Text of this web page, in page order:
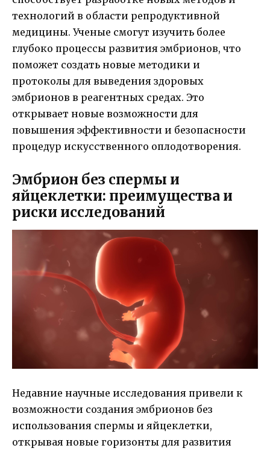
технологий в области репродуктивной
медицины. Ученые смогут изучить более
глубоко процессы развития эмбрионов, что
поможет создать новые методики и
протоколы для выведения здоровых
эмбрионов в реагентных средах. Это
открывает новые возможности для
повышения эффективности и безопасности
процедур искусственного оплодотворения.
Эмбрион без спермы и
яйцеклетки: преимущества и
риски исследований
Недавние научные исследования привели к
возможности создания эмбрионов без
использования спермы и яйцеклетки,
открывая новые горизонты для развития